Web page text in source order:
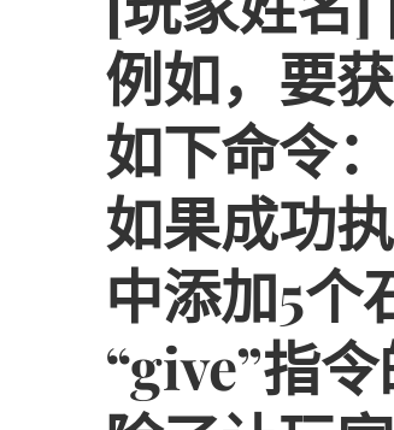
例如，要
如下命令
如果成功
中添加5个
“give”指